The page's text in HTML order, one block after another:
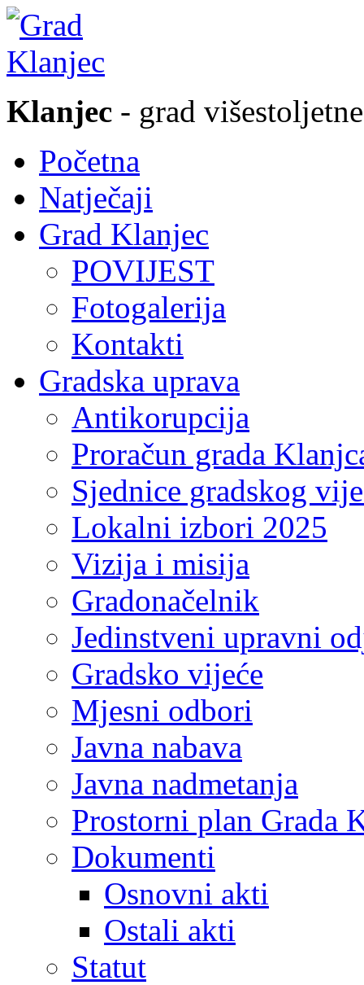
Klanjec - grad
Početna
Natječaji
Grad Klanjec
POVIJEST
Fotogalerija
Kontakti
Gradska uprava
Antikorupcija
Proračun grada
Sjednice gradskog
Lokalni izbori 2025
Vizija i misija
Gradonačelnik
Jedinstveni upravni
Gradsko vijeće
Mjesni odbori
Javna nabava
Javna nadmetanja
Prostorni plan Grada
Dokumenti
Osnovni akti
Ostali akti
Statut